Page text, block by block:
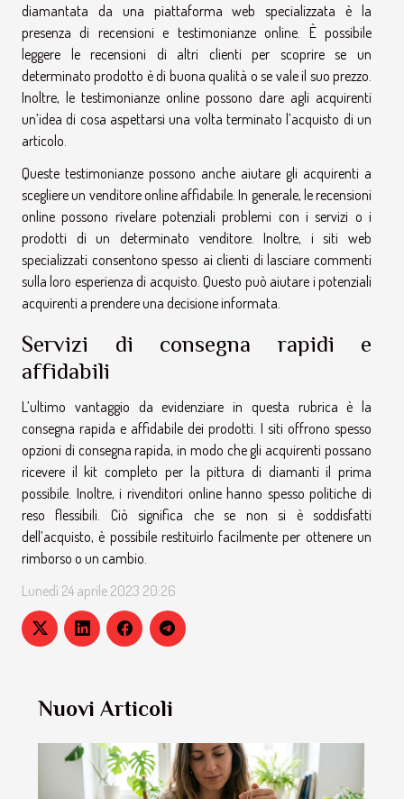
diamantata da una piattaforma web specializzata è la
presenza di recensioni e testimonianze online. È possibile
leggere le recensioni di altri clienti per scoprire se un
determinato prodotto è di buona qualità o se vale il suo prezzo.
Inoltre, le testimonianze online possono dare agli acquirenti
un’idea di cosa aspettarsi una volta terminato l’acquisto di un
articolo.
Queste testimonianze possono anche aiutare gli acquirenti a
scegliere un venditore online affidabile. In generale, le recensioni
online possono rivelare potenziali problemi con i servizi o i
prodotti di un determinato venditore. Inoltre, i siti web
specializzati consentono spesso ai clienti di lasciare commenti
sulla loro esperienza di acquisto. Questo può aiutare i potenziali
acquirenti a prendere una decisione informata.
Servizi di consegna rapidi e
affidabili
L’ultimo vantaggio da evidenziare in questa rubrica è la
consegna rapida e affidabile dei prodotti. I siti offrono spesso
opzioni di consegna rapida, in modo che gli acquirenti possano
ricevere il kit completo per la pittura di diamanti il prima
possibile. Inoltre, i rivenditori online hanno spesso politiche di
reso flessibili. Ciò significa che se non si è soddisfatti
dell’acquisto, è possibile restituirlo facilmente per ottenere un
rimborso o un cambio.
Lunedì 24 aprile 2023 20:26
Nuovi Articoli